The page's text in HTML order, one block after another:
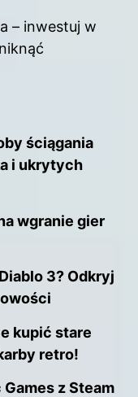
– inwestuj w
ściągania
i ukrytych
wgranie gier
3? Odkryj
kupić stare
retro!
z Steam